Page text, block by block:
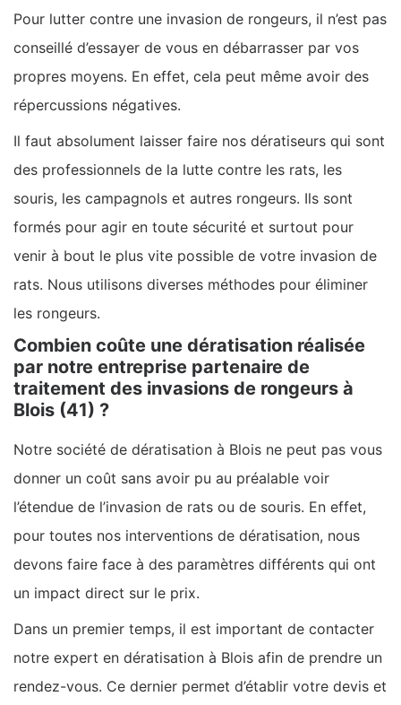
Pour lutter contre une invasion de rongeurs, il n’est pas
conseillé d’essayer de vous en débarrasser par vos
propres moyens. En effet, cela peut même avoir des
répercussions négatives.
Il faut absolument laisser faire nos dératiseurs qui sont
des professionnels de la lutte contre les rats, les
souris, les campagnols et autres rongeurs. Ils sont
formés pour agir en toute sécurité et surtout pour
venir à bout le plus vite possible de votre invasion de
rats. Nous utilisons diverses méthodes pour éliminer
les rongeurs.
Combien coûte une dératisation réalisée
par notre entreprise partenaire de
traitement des invasions de rongeurs à
Blois (41) ?
Notre société de dératisation à Blois ne peut pas vous
donner un coût sans avoir pu au préalable voir
l’étendue de l’invasion de rats ou de souris. En effet,
pour toutes nos interventions de dératisation, nous
devons faire face à des paramètres différents qui ont
un impact direct sur le prix.
Dans un premier temps, il est important de contacter
notre expert en dératisation à Blois afin de prendre un
rendez-vous. Ce dernier permet d’établir votre devis et